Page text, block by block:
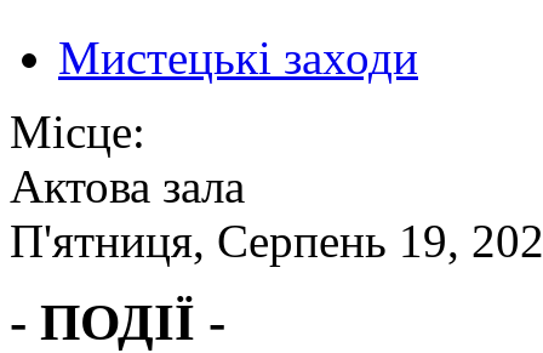
Мистецькі заходи
Місце:
Актова зала
П'ятниця, Серпень 19,
- ПОДІЇ -